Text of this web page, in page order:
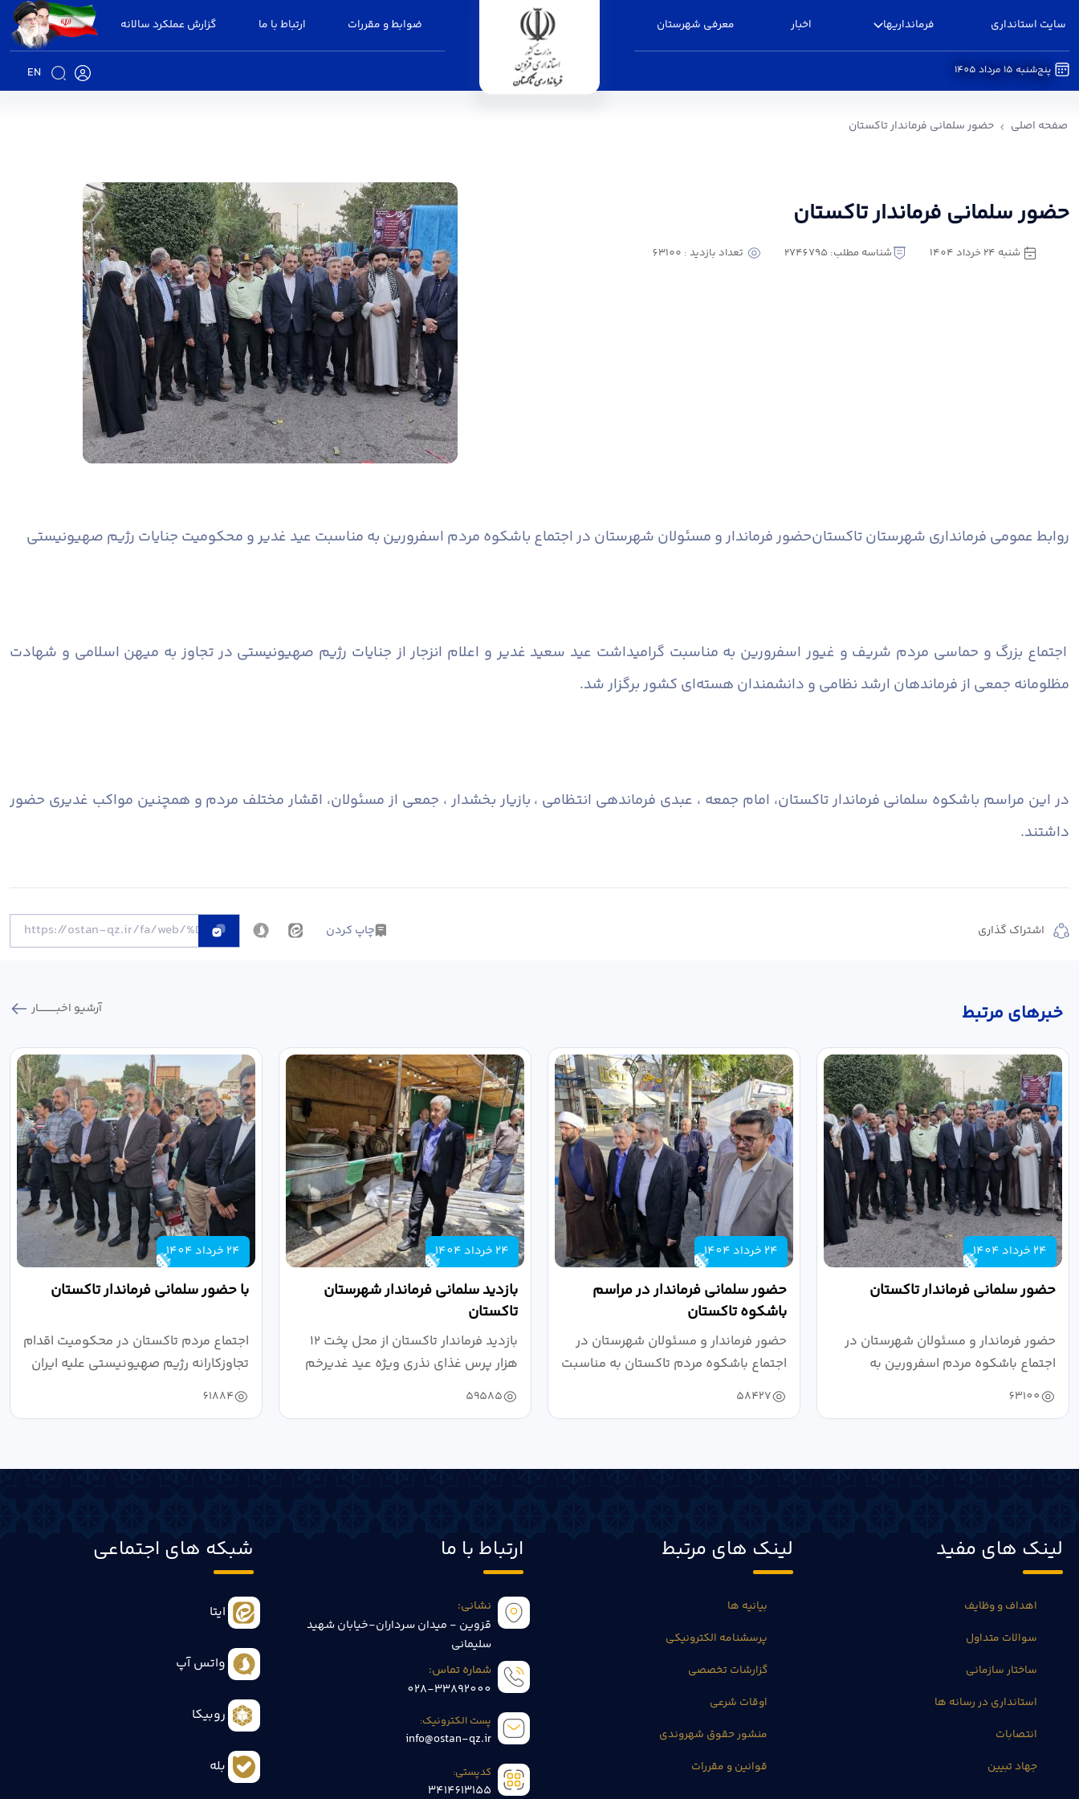
سایت استانداری فرمانداریها اخبار معرفی شهرستان ضوابط و مقررات ارتباط با ما گزارش عملکرد سالانه
EN پنج‌شنبه 15 مرداد 1405
صفحه اصلی حضور سلمانی فرماندار تاکستان
حضور سلمانی فرماندار تاکستان
شنبه 24 خرداد 1404 شناسه مطلب: 2746795 تعداد بازدید : 63100
روابط عمومی فرمانداری شهرستان تاکستانحضور فرماندار و مسئولان شهرستان در اجتماع باشکوه مردم اسفرورین به مناسبت عید غدیر و محکومیت جنایات رژیم صهیونیستی
اجتماع بزرگ و حماسی مردم شریف و غیور اسفرورین به مناسبت گرامیداشت عید سعید غدیر و اعلام انزجار از جنایات رژیم صهیونیستی در تجاوز به میهن اسلامی و شهادت
مظلومانه جمعی از فرماندهان ارشد نظامی و دانشمندان هسته‌ای کشور برگزار شد.
در این مراسم باشکوه سلمانی فرماندار تاکستان، امام جمعه ، عبدی فرماندهی انتظامی ، بازیار بخشدار ، جمعی از مسئولان، اقشار مختلف مردم و همچنین مواکب غدیری حضور
داشتند.
اشتراک گذاری چاپ کردن
خبر‌های مرتبط آرشیو اخبـــــــــــار
24 خرداد 1404
حضور سلمانی فرماندار تاکستان
حضور فرماندار و مسئولان شهرستان در
اجتماع باشکوه مردم اسفرورین به
مناسبت عید...
63100
24 خرداد 1404
حضور سلمانی فرماندار در مراسم
باشکوه تاکستان
حضور فرماندار و مسئولان شهرستان در
اجتماع باشکوه مردم تاکستان به مناسبت
عید...
58427
24 خرداد 1404
بازدید سلمانی فرماندار شهرستان
تاکستان
بازدید فرماندار تاکستان از محل پخت ۱۲
هزار پرس غذای نذری ویژه عید غدیرخم
...
59585
24 خرداد 1404
با حضور سلمانی فرماندار تاکستان
اجتماع مردم تاکستان در محکومیت اقدام
تجاوزکارانه رژیم صهیونیستی علیه ایران
...
61884
لینک های مفید
اهداف و وظایف
سوالات متداول
ساختار سازمانی
استانداری در رسانه ها
انتصابات
جهاد تبیین
لینک های مرتبط
بیانیه ها
پرسشنامه الکترونیکی
گزارشات تخصصی
اوقات شرعی
منشور حقوق شهروندی
قوانین و مقررات
ارتباط با ما
نشانی:
قزوین - میدان سرداران-خیابان شهید
سلیمانی
شماره تماس:
028-33892000
پست الکترونیک:
info@ostan-qz.ir
کدپستی:
3414613155
شبکه های اجتماعی
ایتا
واتس آپ
روبیکا
بله